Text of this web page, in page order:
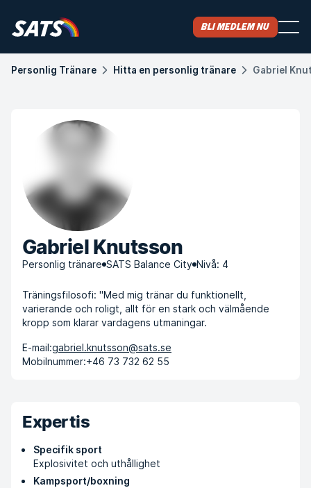
Bli medlem nu
Personlig Tränare Hitta en personlig tränare Gabriel
Gabriel Knutsson
Personlig tränare SATS Balance City Nivå: 4
Träningsfilosofi: "Med mig tränar du funktionellt,
varierande och roligt, allt för en stark och välmående
kropp som klarar vardagens utmaningar.
E-mail:gabriel.knutsson@sats.se
Mobilnummer:+46 73 732 62 55
Expertis
Specifik sport
Explosivitet och uthållighet
Kampsport/boxning